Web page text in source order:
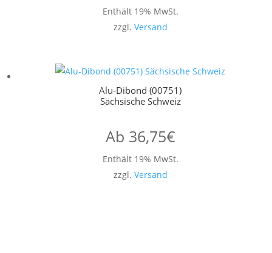
Enthält 19% MwSt.
zzgl. Versand
Alu-Dibond (00751)
Sächsische Schweiz
Ab 36,75€
Enthält 19% MwSt.
zzgl. Versand